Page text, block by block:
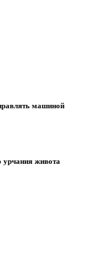
машиной
урчания живота